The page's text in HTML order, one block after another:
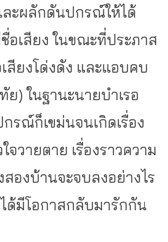
ละผลักดันปกรณ์ให้ได้
อเสียง​ ในขณะที่ประภาส
ยงโด่งดัง และแอบคบ
) ในฐานะนายบำเรอ
รณ์ก็เขม่นจนเกิดเรื่อง
จวายตาย เรื่องราวความ
องบ้านจะจบลงอย่างไร
ด้มีโอกาสกลับมารักกัน